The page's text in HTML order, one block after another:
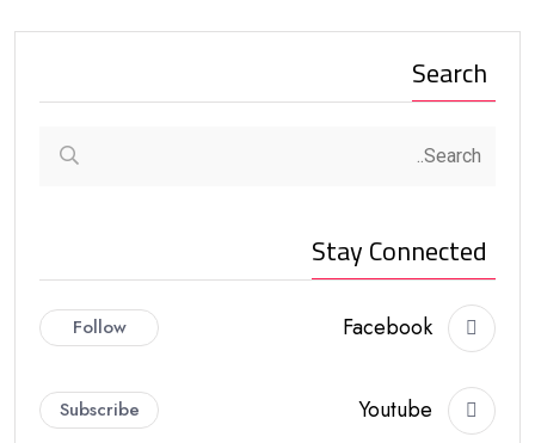
Search
Stay Connected
Facebook
Follow
Youtube
Subscribe